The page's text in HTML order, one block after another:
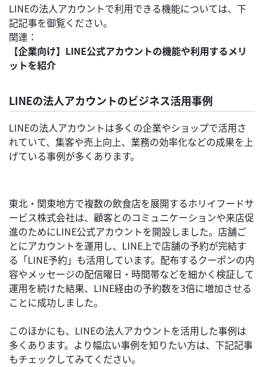
LINEの法人アカウントで利用できる機能については、下
記記事を御覧ください。
関連：
【企業向け】LINE公式アカウントの機能や利用するメリ
ットを紹介
LINEの法人アカウントのビジネス活用事例
LINEの法人アカウントは多くの企業やショップで活用さ
れていて、集客や売上向上、業務の効率化などの成果を上
げている事例が多くあります。
東北・関東地方で複数の飲食店を展開するホリイフードサ
ービス株式会社は、顧客とのコミュニケーションや来店促
進のためにLINE公式アカウントを開設しました。店舗ご
とにアカウントを運用し、LINE上で店舗の予約が完結す
る「LINE予約」も活用しています。配布するクーポンの内
容やメッセージの配信曜日・時間帯などを細かく検証して
運用を続けた結果、LINE経由の予約数を3倍に増加させる
ことに成功しました。
このほかにも、LINEの法人アカウントを活用した事例は
多くあります。より幅広い事例を知りたい方は、下記記事
もチェックしてみてください。